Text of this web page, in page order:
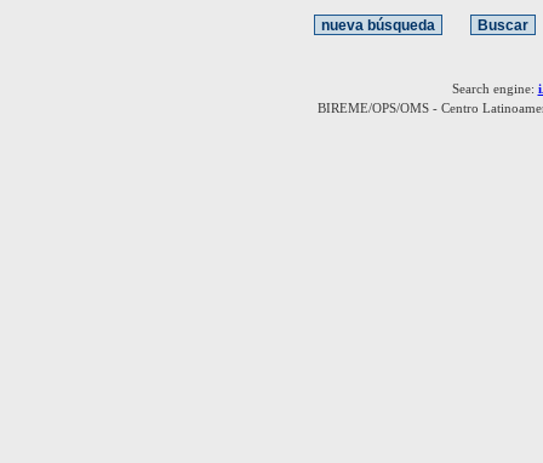
Search engine:
BIREME/OPS/OMS - Centro